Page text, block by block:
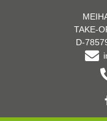
TAKE-
D-